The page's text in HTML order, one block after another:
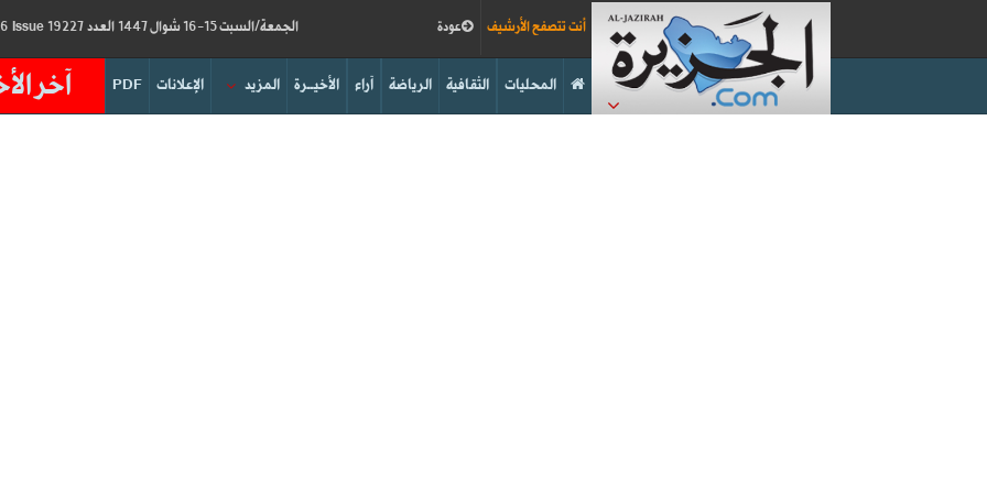
الجمعة/السبت 15-16 شوال 1447 العدد 19227 Issue عودة أنت تتصفح الأرشيف
آخر PDF الإعلانات المزيد الأخيــرة آراء الرياضة الثقافية المحليات